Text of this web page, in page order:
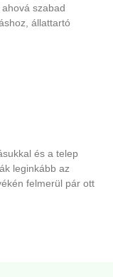
szabad
állattartó
és a telep
leginkább az
felmerül pár ott